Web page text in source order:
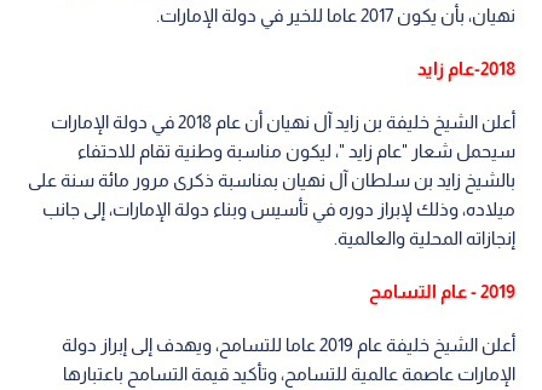
نهيان، بأن يكون 2017 عاما للخير في دولة الإمارات.
2018-عام زايد
أعلن الشيخ خليفة بن زايد آل نهيان أن عام 2018 في دولة الإمارات
سيحمل شعار "عام زايد "، ليكون مناسبة وطنية تقام للاحتفاء
بالشيخ زايد بن سلطان آل نهيان بمناسبة ذكرى مرور مائة سنة على
ميلاده، وذلك لإبراز دوره في تأسيس وبناء دولة الإمارات، إلى جانب
إنجازاته المحلية والعالمية.
2019 - عام التسامح
أعلن الشيخ خليفة عام 2019 عاما للتسامح، ويهدف إلى إبراز دولة
الإمارات عاصمة عالمية للتسامح، وتأكيد قيمة التسامح باعتبارها